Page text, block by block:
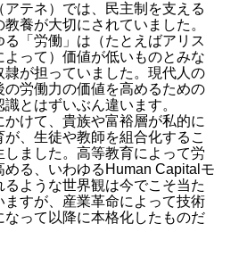
アテネ）では、民主制を支える
養が大切にされていました。
る「労働」は（たとえばアリス
よって）価値が低いものとみな
隷が担っていました。現代人の
の労働力の価値を高めるための
とはずいぶん違います。
かけて、貴族や富裕層が私的に
が、生徒や教師を組合化するこ
しました。高等教育によって労
める、いわゆるHuman Capitalモ
るような世界観は今でこそ当た
ますが、産業革命によって技術
なって以降に本格化したものだ